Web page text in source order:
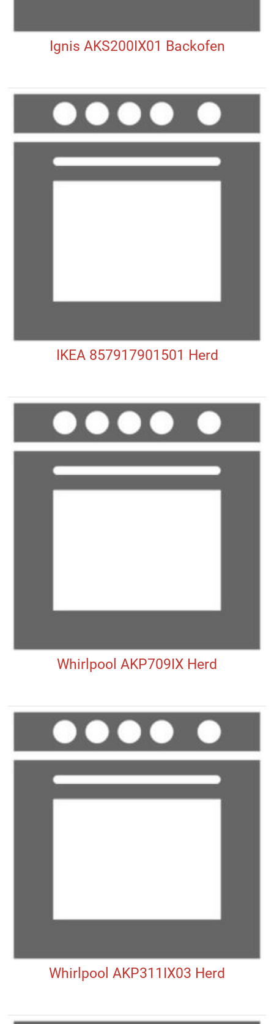
Ignis AKS200IX01 Backofen
IKEA 857917901501 Herd
Whirlpool AKP709IX Herd
Whirlpool AKP311IX03 Herd